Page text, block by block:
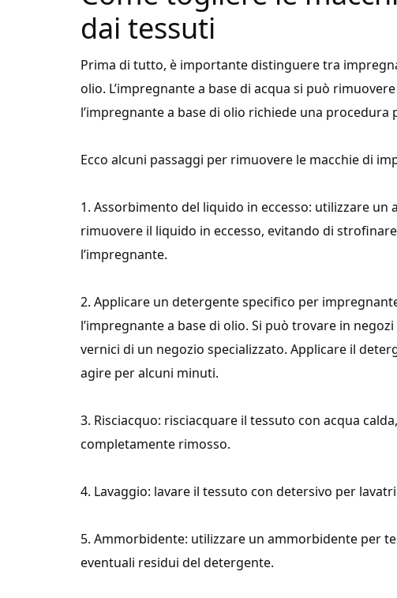
dai tessuti
Prima di tutto, è importante distinguere tra
olio. L’impregnante a base di acqua si può
l’impregnante a base di olio richiede una procedura
Ecco alcuni passaggi per rimuovere le macchie di
1. Assorbimento del liquido in eccesso: utilizzare
rimuovere il liquido in eccesso, evitando di
l’impregnante.
2. Applicare un detergente specifico per
l’impregnante a base di olio. Si può trovare in
vernici di un negozio specializzato. Applicare il
agire per alcuni minuti.
3. Risciacquo: risciacquare il tessuto con acqua
completamente rimosso.
4. Lavaggio: lavare il tessuto con detersivo per
5. Ammorbidente: utilizzare un ammorbidente per
eventuali residui del detergente.